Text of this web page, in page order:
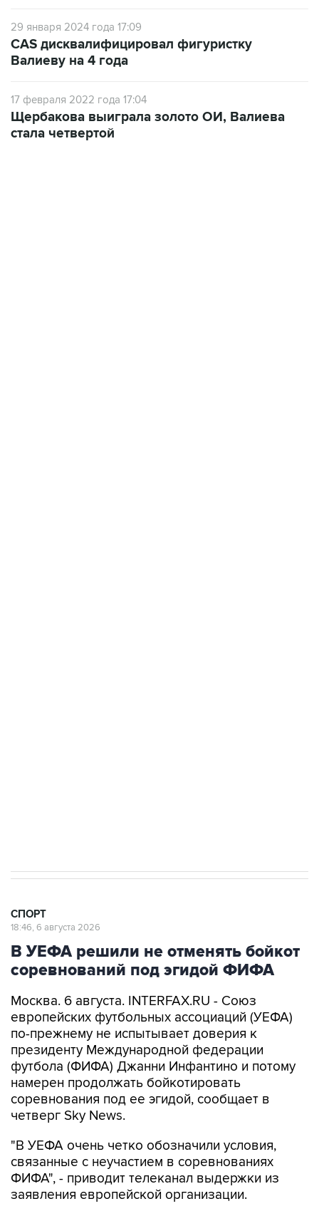
29 января 2024 года 17:09
CAS дисквалифицировал фигуристку
Валиеву на 4 года
17 февраля 2022 года 17:04
Щербакова выиграла золото ОИ, Валиева
стала четвертой
СПОРТ
18:46, 6 августа 2026
В УЕФА решили не отменять бойкот
соревнований под эгидой ФИФА
Москва. 6 августа. INTERFAX.RU - Союз
европейских футбольных ассоциаций (УЕФА)
по-прежнему не испытывает доверия к
президенту Международной федерации
футбола (ФИФА) Джанни Инфантино и потому
намерен продолжать бойкотировать
соревнования под ее эгидой, сообщает в
четверг Sky News.
"В УЕФА очень четко обозначили условия,
связанные с неучастием в соревнованиях
ФИФА", - приводит телеканал выдержки из
заявления европейской организации.